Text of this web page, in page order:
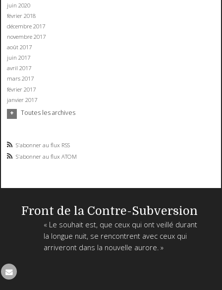
juin 2020
février 2018
décembre 2017
novembre 2017
août 2017
juin 2017
avril 2017
mars 2017
février 2017
janvier 2017
Toutes les archives
S'abonner au flux RSS
S'abonner au flux ATOM
Front de la Contre-Subversion
« Le souhait est, que ceux qui ont veillé durant
la longue nuit, se rencontrent avec ceux qui
arriveront dans la nouvelle aurore. »